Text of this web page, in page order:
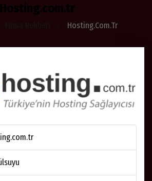
Hosting.com.tr
Hosting.com.tr